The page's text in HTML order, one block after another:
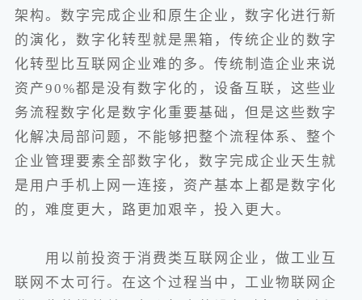
架构。数字完成企业和原生企业，数字化进行新
的演化，数字化转型就是黑箱，传统企业的数字
化转型比互联网企业难的多。传统制造企业来说
资产90%都是没有数字化的，设备互联，这些业
务流程数字化是数字化重要基础，但是这些数字
化解决局部问题，不能够把整个流程体系、整个
企业管理要素全部数字化，数字完成企业天生就
是用户手机上网一连接，资产基本上都是数字化
的，难度更大，路更加艰辛，投入更大。
用以前投资于消费类互联网企业，做工业互
联网不太可行。在这个过程当中，工业物联网企